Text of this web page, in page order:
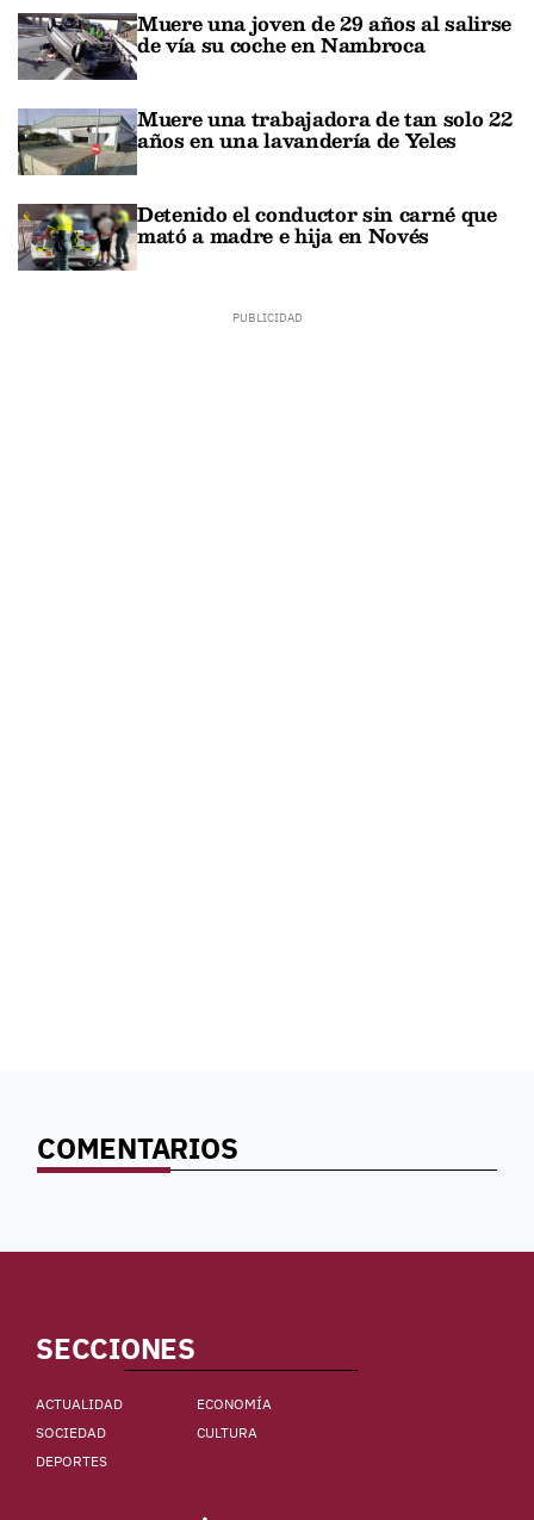
Muere una joven de 29 años al salirse
de vía su coche en Nambroca
Muere una trabajadora de tan solo 22
años en una lavandería de Yeles
Detenido el conductor sin carné que
mató a madre e hija en Novés
COMENTARIOS
SECCIONES
ACTUALIDAD
ECONOMÍA
SOCIEDAD
CULTURA
DEPORTES